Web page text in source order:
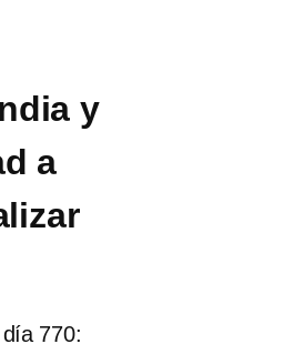
y
a
770: